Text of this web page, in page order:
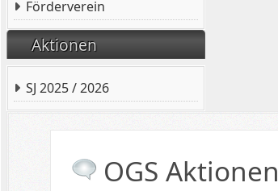
Förderverein
Aktionen
SJ 2025 / 2026
OGS Aktionen